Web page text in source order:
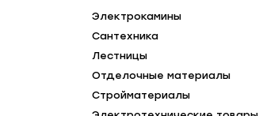
Электрокамины
Сантехника
Лестницы
Отделочные материалы
Стройматериалы